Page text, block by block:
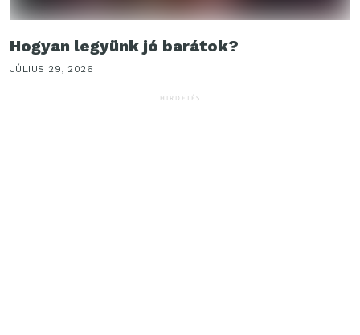
Hogyan legyünk jó barátok?
JÚLIUS 29, 2026
HIRDETÉS